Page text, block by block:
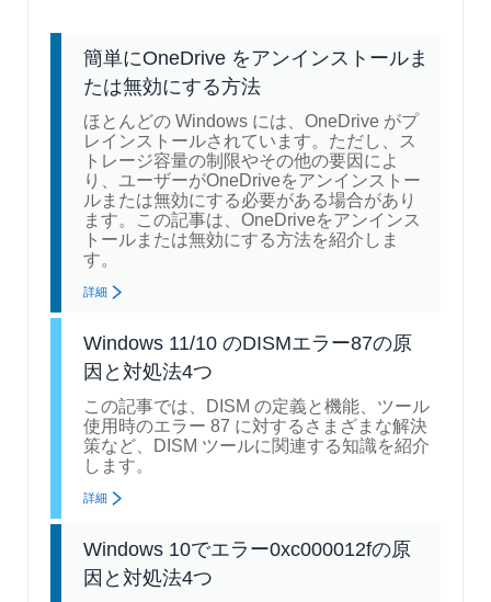
簡単にOneDrive をアンインストールま
たは無効にする方法
ほとんどの Windows には、OneDrive がプ
レインストールされています。ただし、ス
トレージ容量の制限やその他の要因によ
り、ユーザーがOneDriveをアンインストー
ルまたは無効にする必要がある場合があり
ます。この記事は、OneDriveをアンインス
トールまたは無効にする方法を紹介しま
す。
詳細
Windows 11/10 のDISMエラー87の原
因と対処法4つ
この記事では、DISM の定義と機能、ツール
使用時のエラー 87 に対するさまざまな解決
策など、DISM ツールに関連する知識を紹介
します。
詳細
Windows 10でエラー0xc000012fの原
因と対処法4つ